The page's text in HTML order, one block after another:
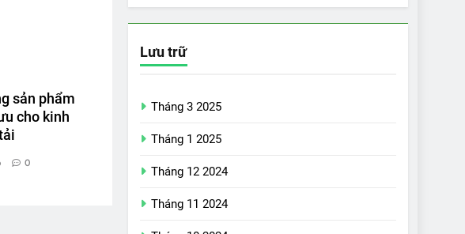
sản phẩm
cho kinh
0
Lưu trữ
Tháng 3 2025
Tháng 1 2025
Tháng 12 2024
Tháng 11 2024